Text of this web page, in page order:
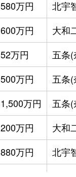
2,300万円
190万円
390万円
580万円 北宇
600万円 大和
52万円 五条
500万円 五条
1,500万円 五条
200万円 大和
880万円 北宇